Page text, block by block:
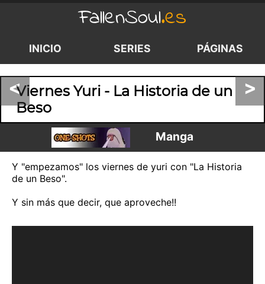
FallenSoul.es
INICIO SERIES PÁGINAS
< >
Viernes Yuri - La Historia de un
Beso
Manga
Y "empezamos" los viernes de yuri con "La Historia
de un Beso".
Y sin más que decir, que aproveche!!